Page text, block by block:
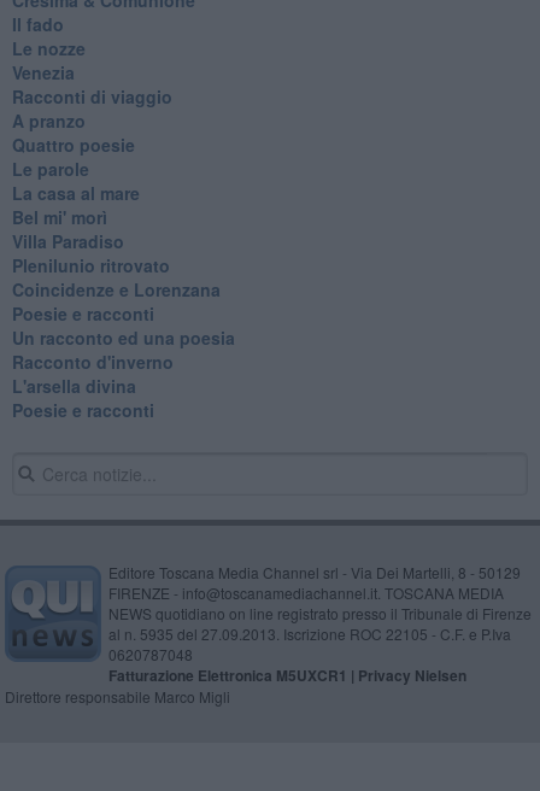
Il fado
Le nozze
Venezia
Racconti di viaggio
A pranzo
Quattro poesie
Le parole
La casa al mare
Bel mi' morì
Villa Paradiso
Plenilunio ritrovato
Coincidenze e Lorenzana
Poesie e racconti
Un racconto ed una poesia
Racconto d'inverno
​L'arsella divina
Poesie e racconti
Editore Toscana Media Channel srl - Via Dei Martelli, 8 - 50129
FIRENZE - info@toscanamediachannel.it. TOSCANA MEDIA
NEWS quotidiano on line registrato presso il Tribunale di Firenze
al n. 5935 del 27.09.2013. Iscrizione ROC 22105 - C.F. e P.Iva
0620787048
Fatturazione Elettronica M5UXCR1 | Privacy Nielsen
Direttore responsabile Marco Migli